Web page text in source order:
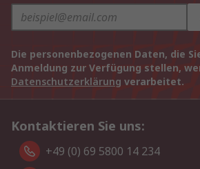
Die personenbezogenen Daten, die
Anmeldung zur Verfügung stellen,
Datenschutzerklärung verarbeitet.
Kontaktieren Sie uns:
+49 (0) 69 5800 14 234